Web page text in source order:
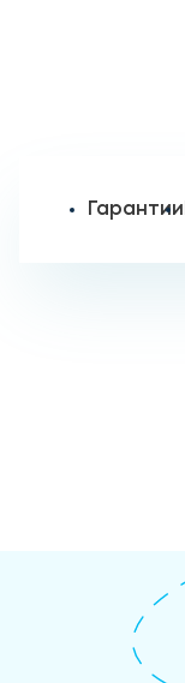
Гарантии